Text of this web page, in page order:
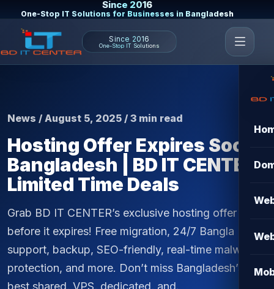
Since 2016
One-Stop IT Solutions for Businesses in Bangladesh
Since 2016
One-Stop IT Solutions
News / August 5, 2025 / 3 min read
Hosting Offer Expires Soon
Bangladesh | BD IT CENTER
Limited Time Deals
Grab BD IT CENTER’s exclusive hosting offer
before it expires! Free migration, 24/7 Bangla
support, backup, SEO-friendly, real-time malware
protection, and more. Don’t miss Bangladesh’s
best shared, VPS, dedicated, and.